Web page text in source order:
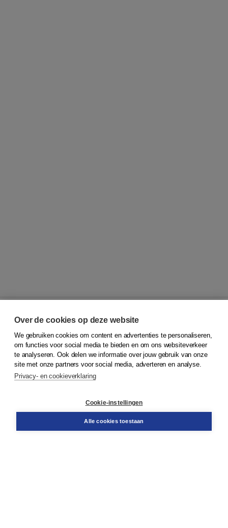
© 2026Koninklijke Boom uitgevers
Klantenservice
Service & informatie
Contact
Over de cookies op deze website
We gebruiken cookies om content en advertenties te personaliseren,
om functies voor social media te bieden en om ons websiteverkeer
te analyseren. Ook delen we informatie over jouw gebruik van onze
site met onze partners voor social media, adverteren en analyse.
Privacy- en cookieverklaring
Cookie-instellingen
Alle cookies toestaan